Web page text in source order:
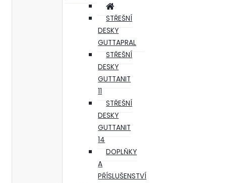
STŘEŠNÍ
DESKY
GUTTAPRAL
STŘEŠNÍ
DESKY
GUTTANIT
11
STŘEŠNÍ
DESKY
GUTTANIT
14
DOPLŇKY
A
PŘÍSLUŠENSTVÍ